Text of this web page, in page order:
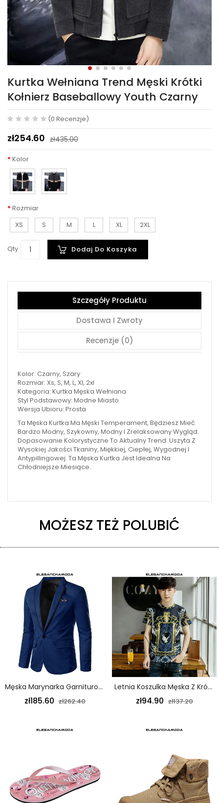
Kurtka Wełniana Trend Męski Krótki
Kołnierz Baseballowy Youth Czarny
(0 Recenzje)
zł254.60 zł435.00
Kolor
Rozmiar
XS
S M L XL 2XL
Qty Dodaj Do Koszyka
Szczegóły Produktu
Dostawa I Zwroty
Recenzje (0)
Kolor: Czarny, Szary
Rozmiar: Xs, S, M, L, Xl, 2xl
Kategoria: Kurtka Męska Wełniana
Styl Podstawowy: Modne Miasto
Wersja Ubioru: Prosta
Ta Męska Kurtka Ma Męski Temperament, Będziesz Mieć
Bardzo Modny, Szykowny, Modny I Zrelaksowany Wygląd.
Dopasowanie Kolorystyczne To Aktualny Trend. Uszyta Z
Wysokiej Jakości Tkaniny, Miękkiej, Ciepłej, Wygodnej I
Antypillingowej. Ta Męska Kurtka Jest Idealna Na
Chłodniejsze Miesiące.
MOŻESZ TEŻ POLUBIĆ
Męska Marynarka Garniturowa Na Ceremonię Ukończenia Szkoły Slim Przystojna Kurtka Jesienno-Zimowa Niebieska
zł185.60 zł262.40
Letnia Koszulka Męska Z Krótkim Rękawem O Unikalnym Wzorze W Kolorze Ciemnoniebieskim
zł94.90 zł137.20